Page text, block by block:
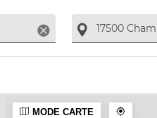
Supprimer
MODE CARTE